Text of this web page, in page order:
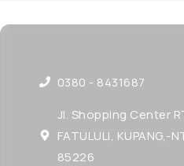
0380 - 8431687
Jl. Shopping Center
FATULULI, KUPANG,-
85226